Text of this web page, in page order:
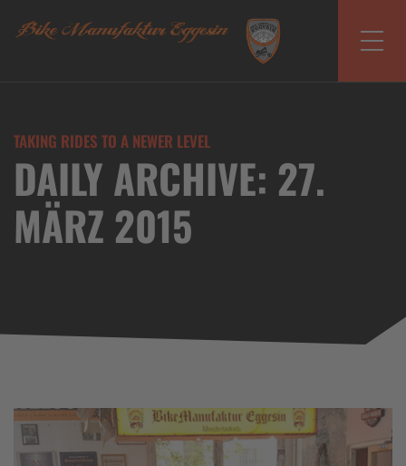
TAKING RIDES TO A NEWER LEVEL
DAILY ARCHIVE: 27.
MÄRZ 2015